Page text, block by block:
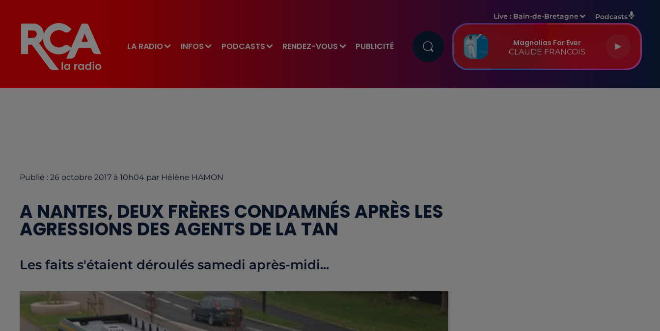
LA RADIO INFOS PODCASTS RENDEZ-VOUS PUBLICITÉ
Live : Bain-de-Bretagne Podcasts
Magnolias For Ever
CLAUDE FRANCOIS
Publié : 26 octobre 2017 à 10h04 par Hélène HAMON
A NANTES, DEUX FRÈRES CONDAMNÉS APRÈS LES
AGRESSIONS DES AGENTS DE LA TAN
Les faits s'étaient déroulés samedi après-midi...